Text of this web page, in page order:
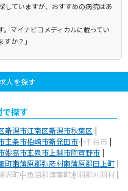
していますが、おすすめの病院はあ
。マイナビコメディカルに載ってい
か？」
人を探す
探す
新潟市江南区新潟市秋葉区
三条市柏崎市新発田市小千谷市
妙高市五泉市 上越市阿賀野市
町西蒲原郡弥彦村南蒲原郡田上町
沢町中魚沼郡津南町刈羽郡刈羽村